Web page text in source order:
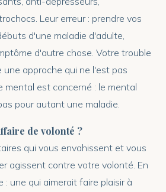
Leur erreur : prendre vos
d'une maladie d'adulte,
d'autre chose. Votre trouble
une approche qui ne l'est pas
mental est concerné : le mental
pour autant une maladie.
de volonté ?
qui vous envahissent et vous
agissent contre votre volonté. En
une qui aimerait faire plaisir à